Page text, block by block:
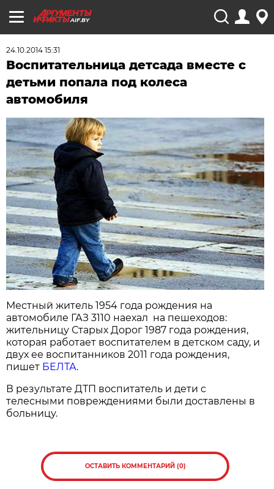
AIF.BY
24.10.2014 15:31
Воспитательница детсада вместе с
детьми попала под колеса
автомобиля
Местный житель 1954 года рождения на
автомобиле ГАЗ 3110 наехал на пешеходов:
жительницу Старых Дорог 1987 года рождения,
которая работает воспитателем в детском саду, и
двух ее воспитанников 2011 года рождения,
пишет БЕЛТА.
В результате ДТП воспитатель и дети с
телесными повреждениями были доставлены в
больницу.
ОСТАВИТЬ КОММЕНТАРИЙ (0)